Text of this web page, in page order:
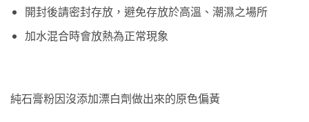
開封後請密封存放，避免存放於高溫、潮濕之場所
加水混合時會放熱為正常現象
純石膏粉因沒添加漂白劑做出來的原色偏黃